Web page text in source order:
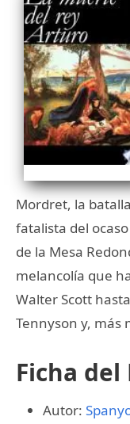
Mordret, la
fatalista del
de la Mesa
melancolía que
Walter Scott
Tennyson y, más
Ficha del
Autor: